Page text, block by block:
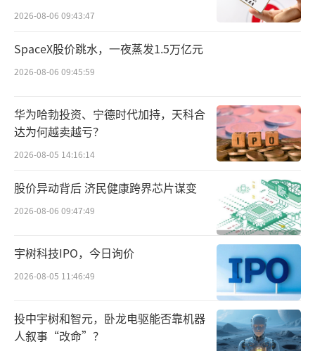
发稿未收到相关回复。
“迷你基”缠身
16日，注册资本1.5亿元。然而，成立展业八年
之久的先锋基金，管理规模增长却较缓。Wind
数据显示，截至2024年四季度末，其在管规模
为27.49亿元，较上一季度末环比减少5.98%，
同比2023年四季度末减少8.34%。若拉长时间
看，截至2017年四季度末，先锋基金在管规模
曾达63.02亿元，成为其成立以来的管理规模峰
值。不过，此后又波动下滑，2019年四季度末
曾缩水至8.74亿元的历史低点。随后，2021年
二季度末先锋基金在管规模曾再次突破50亿
元，达50.48亿元，但此后震荡下滑至今。
所曾出具“保留意见”
2026-08-06 09:43:47
SpaceX股价跳水，一夜蒸发1.5万亿元
2026-08-06 09:45:59
华为哈勃投资、宁德时代加持，天科合
达为何越卖越亏？
2026-08-05 14:16:14
股价异动背后 济民健康跨界芯片谋变
2026-08-06 09:47:49
宇树科技IPO，今日询价
2026-08-05 11:46:49
投中宇树和智元，卧龙电驱能否靠机器
人叙事“改命”？